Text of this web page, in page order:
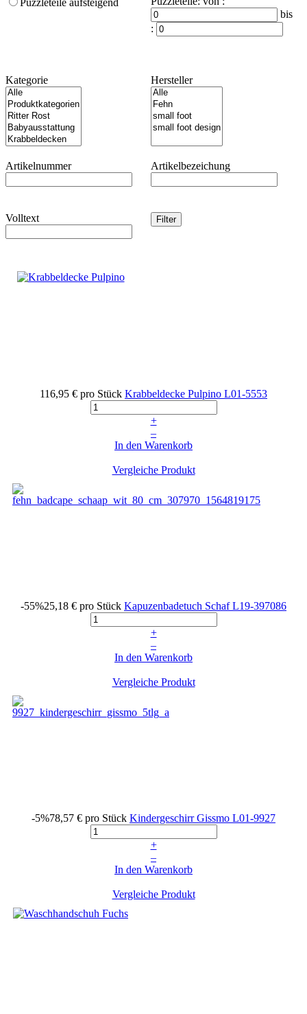
Puzzleteile aufsteigend
bis
:
Kategorie Hersteller
Artikelnummer Artikelbezeichung
Volltext
116,95 € pro Stück Krabbeldecke Pulpino L01-5553
+
–
In den Warenkorb
Vergleiche Produkt
-55%25,18 € pro Stück Kapuzenbadetuch SchafL19-397086
+
–
In den Warenkorb
Vergleiche Produkt
-5%78,57 € pro Stück Kindergeschirr Gissmo L01-9927
+
–
In den Warenkorb
Vergleiche Produkt